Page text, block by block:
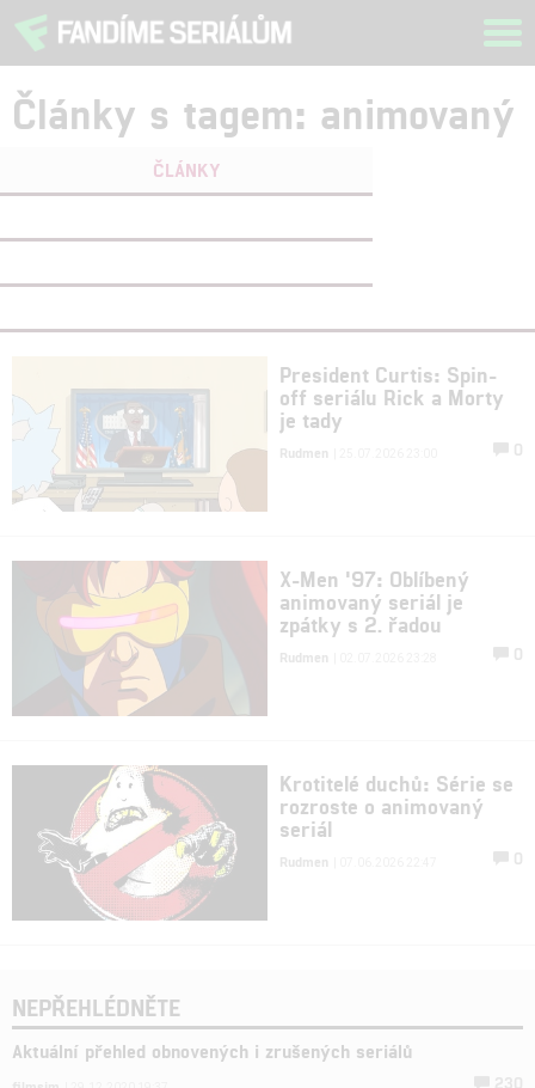
Články s tagem: animovaný
ČLÁNKY
President Curtis: Spin-
off seriálu Rick a Morty
je tady
Rudmen 0
X-Men '97: Oblíbený
animovaný seriál je
zpátky s 2. řadou
Rudmen 0
Krotitelé duchů: Série se
rozroste o animovaný
seriál
Rudmen 0
NEPŘEHLÉDNĚTE
Aktuální přehled obnovených i zrušených seriálů